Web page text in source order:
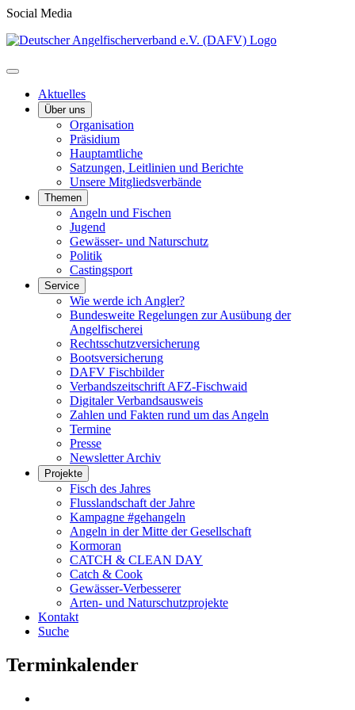
Social Media
Aktuelles
Über uns
Organisation
Präsidium
Hauptamtliche
Satzungen, Leitlinien und Berichte
Unsere Mitgliedsverbände
Themen
Angeln und Fischen
Jugend
Gewässer- und Naturschutz
Politik
Castingsport
Service
Wie werde ich Angler?
Bundesweite Regelungen zur Ausübung der
Angelfischerei
Rechtsschutzversicherung
Bootsversicherung
DAFV Fischbilder
Verbandszeitschrift AFZ-Fischwaid
Digitaler Verbandsausweis
Zahlen und Fakten rund um das Angeln
Termine
Presse
Newsletter Archiv
Projekte
Fisch des Jahres
Flusslandschaft der Jahre
Kampagne #gehangeln
Angeln in der Mitte der Gesellschaft
Kormoran
CATCH & CLEAN DAY
Catch & Cook
Gewässer-Verbesserer
Arten- und Naturschutzprojekte
Kontakt
Suche
Terminkalender